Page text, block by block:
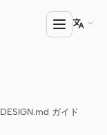

DESIGN.md ガイド